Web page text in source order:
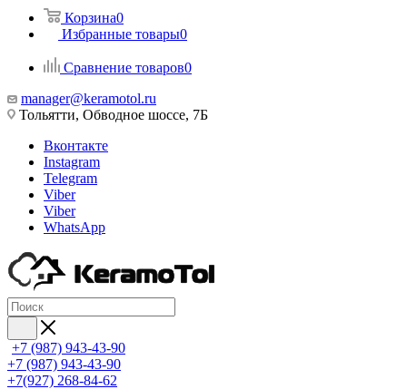
Корзина0
Избранные товары0
Сравнение товаров0
manager@keramotol.ru
Тольятти, Обводное шоссе, 7Б
Вконтакте
Instagram
Telegram
Viber
Viber
WhatsApp
+7 (987) 943-43-90
+7 (987) 943-43-90
+7(927) 268-84-62